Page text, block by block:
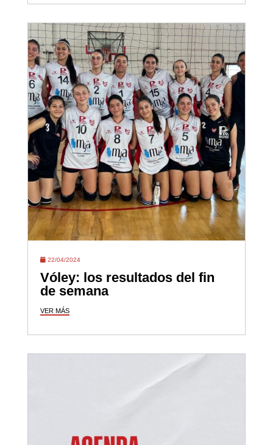
22/04/2024
Vóley: los resultados del fin
de semana
VER MÁS